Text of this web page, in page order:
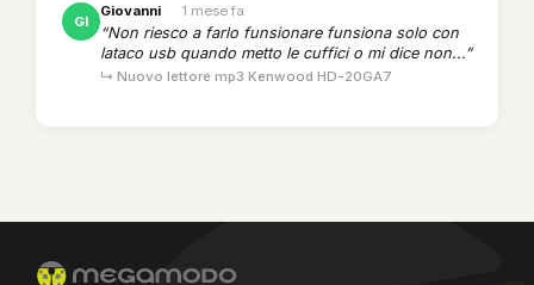
GI
Giovanni · 1 mese fa
“Non riesco a farlo funsionare funsiona solo con
lataco usb quando metto le cuffici o mi dice non...”
↳ Nuovo lettore mp3 Kenwood HD-20GA7